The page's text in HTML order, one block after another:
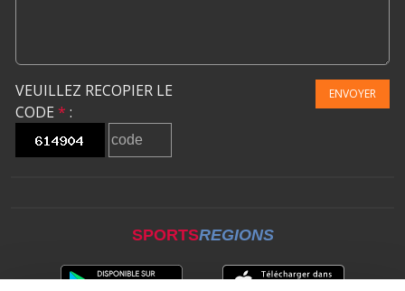
VEUILLEZ RECOPIER LE
CODE * :
ENVOYER
SPORTSREGIONS